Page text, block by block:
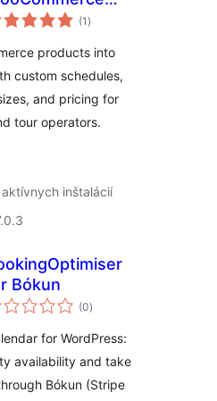
into
(1 celkové
hodnotenie
)
products into
custom schedules,
and pricing for
tour operators.
inštalácií
Bókun
(0celkové
hodnotenie
)
for WordPress:
availability and take
Bókun (Stripe